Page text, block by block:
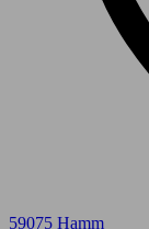
59075 Hamm